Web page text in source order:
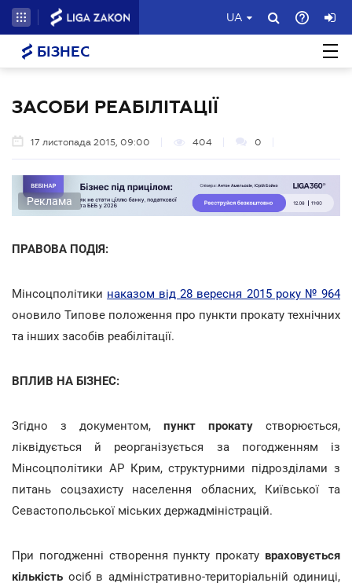
UA
БІЗНЕС
ЗАСОБИ РЕАБІЛІТАЦІЇ
17 листопада 2015, 09:00 404 0
Реклама
ПРАВОВА ПОДІЯ:
Мінсоцполітики наказом від 28 вересня 2015 року № 964
оновило Типове положення про пункти прокату технічних
та інших засобів реабілітації.
ВПЛИВ НА БІЗНЕС:
Згідно з документом, пункт прокату створюється,
ліквідується й реорганізується за погодженням із
Мінсоцполітики АР Крим, структурними підрозділами з
питань соцзахисту населення обласних, Київської та
Севастопольської міських держадміністрацій.
При погодженні створення пункту прокату враховується
кількість осіб в адміністративно-територіальній одиниці,